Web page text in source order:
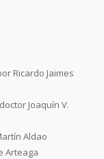
Ricardo Jaimes
Joaquín V.
Aldao
Arteaga